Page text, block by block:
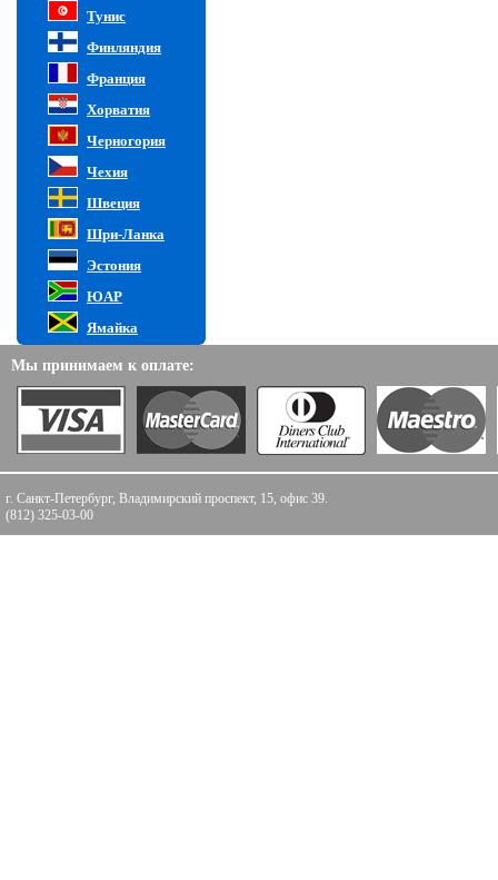
Тунис
Финляндия
Франция
Хорватия
Черногория
Чехия
Швеция
Шри-Ланка
Эстония
ЮАР
Ямайка
Мы принимаем к оплате:
г. Санкт-Петербург, Владимирский проспект, 15, офис 39.
(812) 325-03-00